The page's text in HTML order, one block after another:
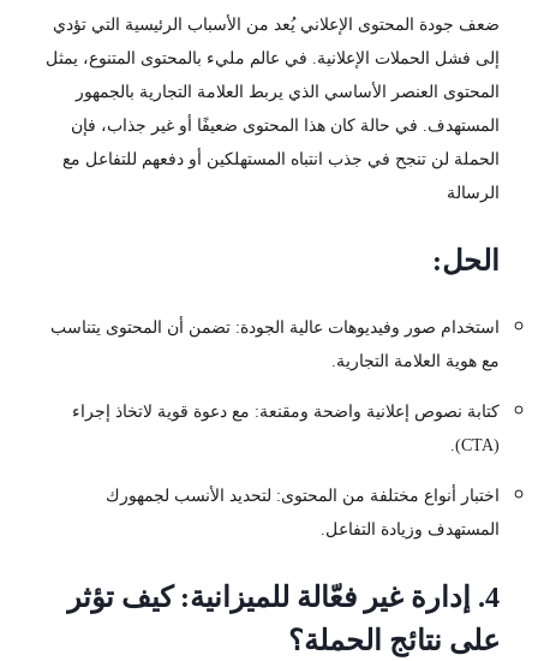
ضعف جودة المحتوى الإعلاني يُعد من الأسباب الرئيسية التي تؤدي
إلى فشل الحملات الإعلانية. في عالم مليء بالمحتوى المتنوع، يمثل
المحتوى العنصر الأساسي الذي يربط العلامة التجارية بالجمهور
المستهدف. في حالة كان هذا المحتوى ضعيفًا أو غير جذاب، فإن
الحملة لن تنجح في جذب انتباه المستهلكين أو دفعهم للتفاعل مع
الرسالة
الحل:
استخدام صور وفيديوهات عالية الجودة: تضمن أن المحتوى يتناسب
مع هوية العلامة التجارية.
كتابة نصوص إعلانية واضحة ومقنعة: مع دعوة قوية لاتخاذ إجراء
(CTA).
اختبار أنواع مختلفة من المحتوى: لتحديد الأنسب لجمهورك
المستهدف وزيادة التفاعل.
4. إدارة غير فعّالة للميزانية: كيف تؤثر
على نتائج الحملة؟